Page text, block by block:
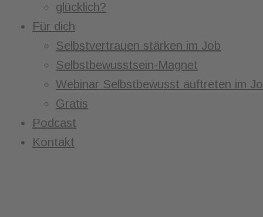
glücklich?
Für dich
Selbstvertrauen stärken im Job
Selbstbewusstsein-Magnet
Webinar Selbstbewusst auftreten im
Gratis
Podcast
Kontakt